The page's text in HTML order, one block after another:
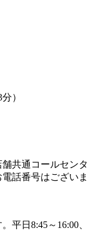
）
共通コールセンタ
話番号はございま
平日8:45～16:00、